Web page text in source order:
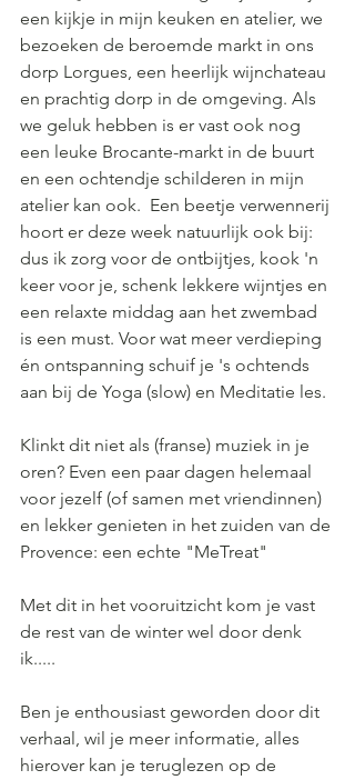
een kijkje in mijn keuken en atelier, we
bezoeken de beroemde markt in ons
dorp Lorgues, een heerlijk wijnchateau
en prachtig dorp in de omgeving. Als
we geluk hebben is er vast ook nog
een leuke Brocante-markt in de buurt
en een ochtendje schilderen in mijn
atelier kan ook.  Een beetje verwennerij
hoort er deze week natuurlijk ook bij:
dus ik zorg voor de ontbijtjes, kook 'n
keer voor je, schenk lekkere wijntjes en
een relaxte middag aan het zwembad
is een must. Voor wat meer verdieping
én ontspanning schuif je 's ochtends
aan bij de Yoga (slow) en Meditatie les.
Klinkt dit niet als (franse) muziek in je
oren? Even een paar dagen helemaal
voor jezelf (of samen met vriendinnen)
en lekker genieten in het zuiden van de
Provence: een echte "MeTreat"
Met dit in het vooruitzicht kom je vast
de rest van de winter wel door denk
ik.....
Ben je enthousiast geworden door dit
verhaal, wil je meer informatie, alles
hierover kan je teruglezen op de